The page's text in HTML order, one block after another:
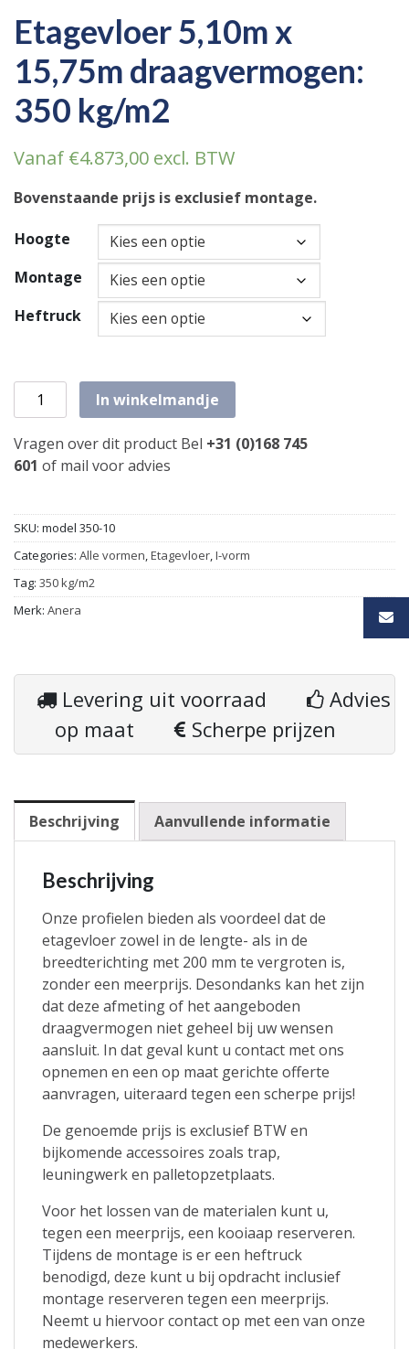
Etagevloer 5,10m x
15,75m draagvermogen:
350 kg/m2
Vanaf €4.873,00 excl. BTW
Bovenstaande prijs is exclusief montage.
Hoogte
Montage
Heftruck
Etagevloer 5,10m x 15,75m draagvermogen: 350 kg/m2
In winkelmandje
Vragen over dit product Bel +31 (0)168 745
601 of mail voor advies
SKU: model 350-10
Categories: Alle vormen,Etagevloer,I-vorm
Tag: 350 kg/m2
Merk: Anera
Levering uit voorraad
Advies
op maat
Scherpe prijzen
Beschrijving Aanvullende informatie
Beschrijving
Onze profielen bieden als voordeel dat de
etagevloer zowel in de lengte- als in de
breedterichting met 200 mm te vergroten is,
zonder een meerprijs. Desondanks kan het zijn
dat deze afmeting of het aangeboden
draagvermogen niet geheel bij uw wensen
aansluit. In dat geval kunt u contact met ons
opnemen en een op maat gerichte offerte
aanvragen, uiteraard tegen een scherpe prijs!
De genoemde prijs is exclusief BTW en
bijkomende accessoires zoals trap,
leuningwerk en palletopzetplaats.
Voor het lossen van de materialen kunt u,
tegen een meerprijs, een kooiaap reserveren.
Tijdens de montage is er een heftruck
benodigd, deze kunt u bij opdracht inclusief
montage reserveren tegen een meerprijs.
Neemt u hiervoor contact op met een van onze
medewerkers.